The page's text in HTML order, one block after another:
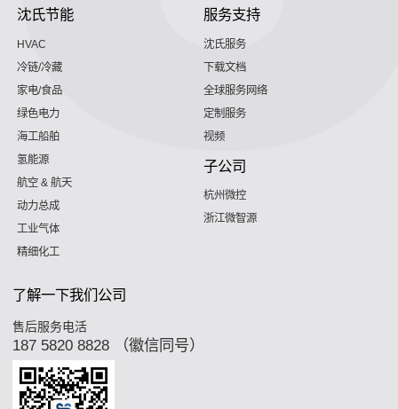
沈氏节能
HVAC
冷链/冷藏
家电/食品
绿色电力
海工船舶
氢能源
航空 & 航天
动力总成
工业气体
精细化工
服务支持
沈氏服务
下载文档
全球服务网络
定制服务
视频
子公司
杭州微控
浙江微智源
了解一下我们公司
售后服务电活
187 5820 8828 （徽信同号）